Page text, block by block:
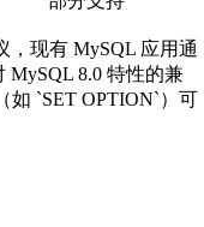
，现有 MySQL 应用通
MySQL 8.0 特性的兼
如 `SET OPTION`）可